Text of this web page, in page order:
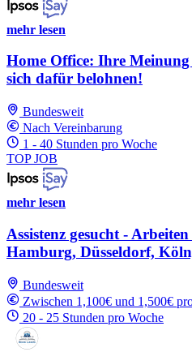
mehr lesen
Home Office: Ihre Meinung
sich dafür belohnen!
Bundesweit
Nach Vereinbarung
1 - 40 Stunden pro Woche
TOP JOB
mehr lesen
Assistenz gesucht -
Hamburg, Düsseldorf,
Bundesweit
Zwischen 1,100€ und 1,500€
20 - 25 Stunden pro Woche